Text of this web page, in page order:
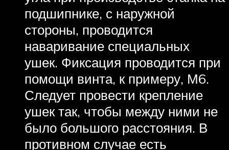
подшипнике, с наружной
стороны, проводится
наваривание специальных
ушек. Фиксация проводится при
помощи винта, к примеру, М6.
Следует провести крепление
ушек так, чтобы между ними не
было большого расстояния. В
противном случае есть